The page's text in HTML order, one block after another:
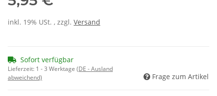
inkl. 19% USt. , zzgl. Versand
Sofort verfügbar
Lieferzeit: 1 - 3 Werktage (DE - Ausland
abweichend)
Frage zum Artikel